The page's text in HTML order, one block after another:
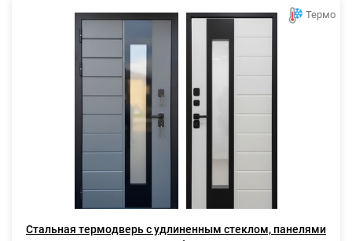
Термо
Стальная термодверь с удлиненным стеклом, панелями